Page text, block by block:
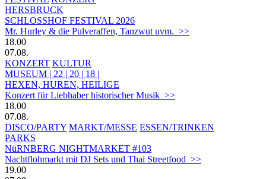
HERSBRUCK
SCHLOSSHOF FESTIVAL 2026
Mr. Hurley & die Pulveraffen, Tanzwut uvm. >>
18.00
07.08.
KONZERT KULTUR
MUSEUM | 22 | 20 | 18 |
HEXEN, HUREN, HEILIGE
Konzert für Liebhaber historischer Musik >>
18.00
07.08.
DISCO/PARTY MARKT/MESSE ESSEN/TRINKEN
PARKS
NüRNBERG NIGHTMARKET #103
Nachtflohmarkt mit DJ Sets und Thai Streetfood >>
19.00